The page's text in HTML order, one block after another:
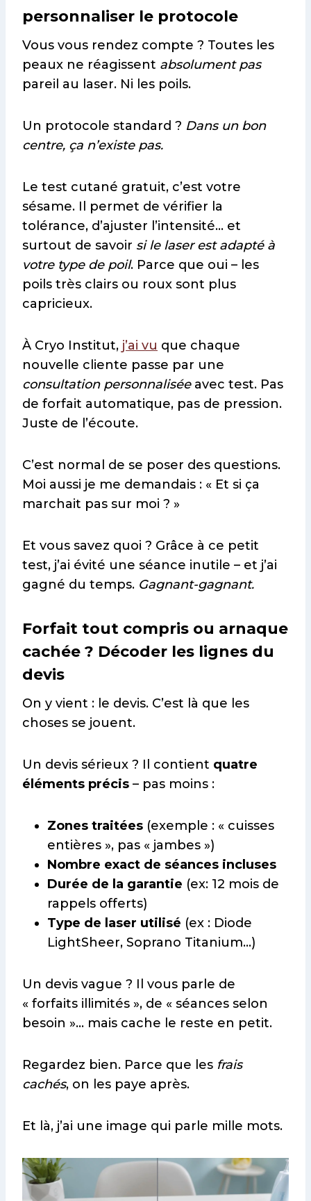
personnaliser le protocole
Vous vous rendez compte ? Toutes les
peaux ne réagissent absolument pas
pareil au laser. Ni les poils.
Un protocole standard ? Dans un bon
centre, ça n’existe pas.
Le test cutané gratuit, c’est votre
sésame. Il permet de vérifier la
tolérance, d’ajuster l’intensité… et
surtout de savoir si le laser est adapté à
votre type de poil. Parce que oui – les
poils très clairs ou roux sont plus
capricieux.
À Cryo Institut, j’ai vu que chaque
nouvelle cliente passe par une
consultation personnaliséeavec test. Pas
de forfait automatique, pas de pression.
Juste de l’écoute.
C’est normal de se poser des questions.
Moi aussi je me demandais : « Et si ça
marchait pas sur moi ? »
Et vous savez quoi ? Grâce à ce petit
test, j’ai évité une séance inutile – et j’ai
gagné du temps. Gagnant-gagnant.
Forfait tout compris ou arnaque
cachée ? Décoder les lignes du
devis
On y vient : le devis. C’est là que les
choses se jouent.
Un devis sérieux ? Il contient quatre
éléments précis – pas moins :
Zones traitées (exemple : « cuisses
entières », pas « jambes »)
Nombre exact de séances incluses
Durée de la garantie (ex: 12 mois de
rappels offerts)
Type de laser utilisé (ex : Diode
LightSheer, Soprano Titanium…)
Un devis vague ? Il vous parle de
« forfaits illimités », de « séances selon
besoin »… mais cache le reste en petit.
Regardez bien. Parce que les frais
cachés, on les paye après.
Et là, j’ai une image qui parle mille mots.